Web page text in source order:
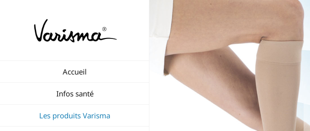
Accueil
Infos santé
Les produits Varisma